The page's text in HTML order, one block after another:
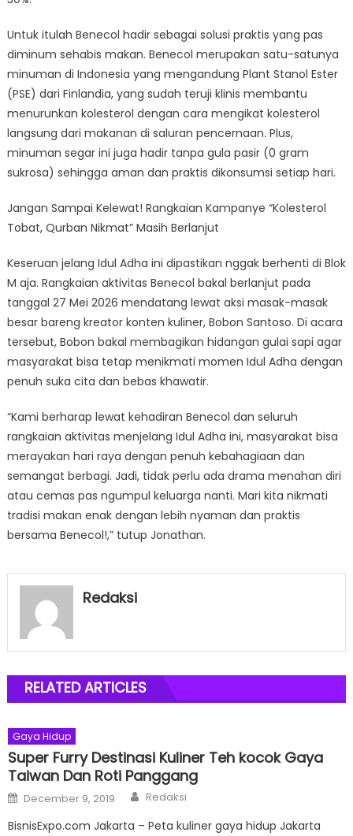
Untuk itulah Benecol hadir sebagai solusi praktis yang pas
diminum sehabis makan. Benecol merupakan satu-satunya
minuman di Indonesia yang mengandung Plant Stanol Ester
(PSE) dari Finlandia, yang sudah teruji klinis membantu
menurunkan kolesterol dengan cara mengikat kolesterol
langsung dari makanan di saluran pencernaan. Plus,
minuman segar ini juga hadir tanpa gula pasir (0 gram
sukrosa) sehingga aman dan praktis dikonsumsi setiap hari.
Jangan Sampai Kelewat! Rangkaian Kampanye “Kolesterol
Tobat, Qurban Nikmat” Masih Berlanjut
Keseruan jelang Idul Adha ini dipastikan nggak berhenti di Blok
M aja. Rangkaian aktivitas Benecol bakal berlanjut pada
tanggal 27 Mei 2026 mendatang lewat aksi masak-masak
besar bareng kreator konten kuliner, Bobon Santoso. Di acara
tersebut, Bobon bakal membagikan hidangan gulai sapi agar
masyarakat bisa tetap menikmati momen Idul Adha dengan
penuh suka cita dan bebas khawatir.
“Kami berharap lewat kehadiran Benecol dan seluruh
rangkaian aktivitas menjelang Idul Adha ini, masyarakat bisa
merayakan hari raya dengan penuh kebahagiaan dan
semangat berbagi. Jadi, tidak perlu ada drama menahan diri
atau cemas pas ngumpul keluarga nanti. Mari kita nikmati
tradisi makan enak dengan lebih nyaman dan praktis
bersama Benecol!,” tutup Jonathan.
Redaksi
RELATED ARTICLES
Gaya Hidup
Super Furry Destinasi Kuliner Teh kocok Gaya
Taiwan Dan Roti Panggang
Posted
on
December 9, 2019 Author
Redaksi
BisnisExpo.com Jakarta – Peta kuliner gaya hidup Jakarta